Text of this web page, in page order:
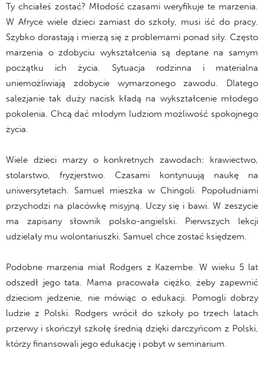
Ty chciałeś zostać? Młodość czasami weryfikuje te marzenia.
W Afryce wiele dzieci zamiast do szkoły, musi iść do pracy.
Szybko dorastają i mierzą się z problemami ponad siły. Często
marzenia o zdobyciu wykształcenia są deptane na samym
początku ich życia. Sytuacja rodzinna i materialna
uniemożliwiają zdobycie wymarzonego zawodu. Dlatego
salezjanie tak duży nacisk kładą na wykształcenie młodego
pokolenia. Chcą dać młodym ludziom możliwość spokojnego
życia.
Wiele dzieci marzy o konkretnych zawodach: krawiectwo,
stolarstwo, fryzjerstwo. Czasami kontynuują naukę na
uniwersytetach. Samuel mieszka w Chingoli. Popołudniami
przychodzi na placówkę misyjną. Uczy się i bawi. W zeszycie
ma zapisany słownik polsko-angielski. Pierwszych lekcji
udzielały mu wolontariuszki. Samuel chce zostać księdzem.
Podobne marzenia miał Rodgers z Kazembe. W wieku 5 lat
odszedł jego tata. Mama pracowała ciężko, żeby zapewnić
dzieciom jedzenie, nie mówiąc o edukacji. Pomogli dobrzy
ludzie z Polski. Rodgers wrócił do szkoły po trzech latach
przerwy i skończył szkołę średnią dzięki darczyńcom z Polski,
którzy finansowali jego edukację i pobyt w seminarium.